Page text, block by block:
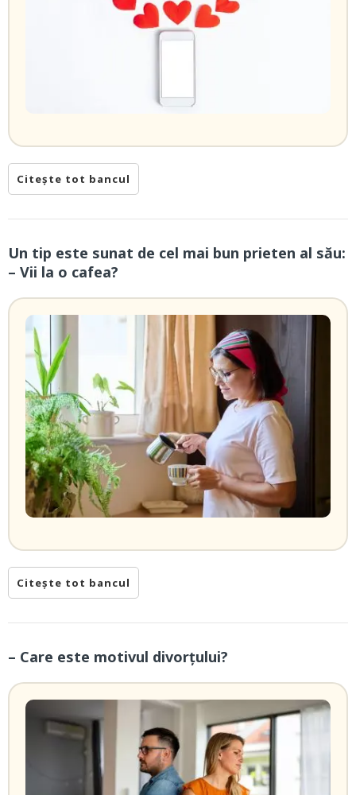
Citește tot bancul
Un tip este sunat de cel mai bun prieten al său:
– Vii la o cafea?
Citește tot bancul
– Care este motivul divorțului?